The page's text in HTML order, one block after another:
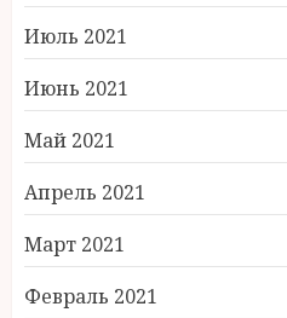
Июль 2021
Июнь 2021
Май 2021
Апрель 2021
Март 2021
Февраль 2021